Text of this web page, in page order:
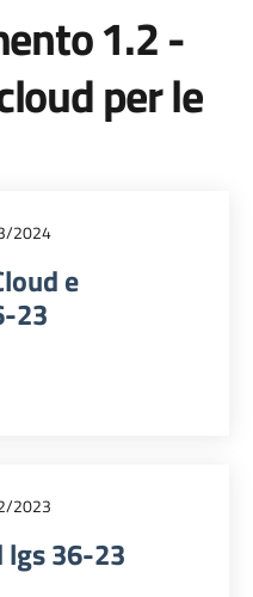
1.2 -
per le
2024
e
23
DETERMINA SERVER
2023
lgs 36-23